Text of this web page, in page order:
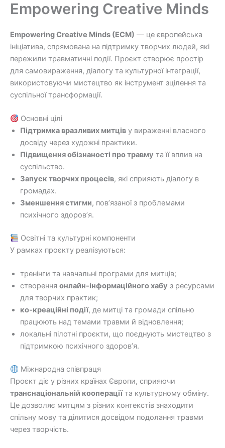
вмісту
Перейти
вмісту
Empowering Creative Minds
Empowering Creative Minds (ECM) — це європейська
ініціатива, спрямована на підтримку творчих людей, які
пережили травматичні події. Проєкт створює простір
для самовираження, діалогу та культурної інтеграції,
використовуючи мистецтво як інструмент зцілення та
суспільної трансформації.
Основні цілі
Підтримка вразливих митців у вираженні власного
досвіду через художні практики.
Підвищення обізнаності про травму та її вплив на
суспільство.
Запуск творчих процесів, які сприяють діалогу в
громадах.
Зменшення стигми, пов’язаної з проблемами
психічного здоров’я.
Освітні та культурні компоненти
У рамках проєкту реалізуються:
тренінги та навчальні програми для митців;
створення онлайн-інформаційного хабу з ресурсами
для творчих практик;
ко-креаційні події, де митці та громади спільно
працюють над темами травми й відновлення;
локальні пілотні проєкти, що поєднують мистецтво з
підтримкою психічного здоров’я.
Міжнародна співпраця
Проєкт діє у різних країнах Європи, сприяючи
транснаціональній коопераціїта культурному обміну.
Це дозволяє митцям з різних контекстів знаходити
спільну мову та ділитися досвідом подолання травми
через творчість.